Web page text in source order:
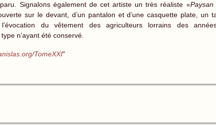
Signalons également de cet artiste un très réaliste «
sur le devant, d’un pantalon et d’une casquette plate, un
du vêtement des agriculteurs lorrains des
n’ayant été conservé.
TomeXXI"